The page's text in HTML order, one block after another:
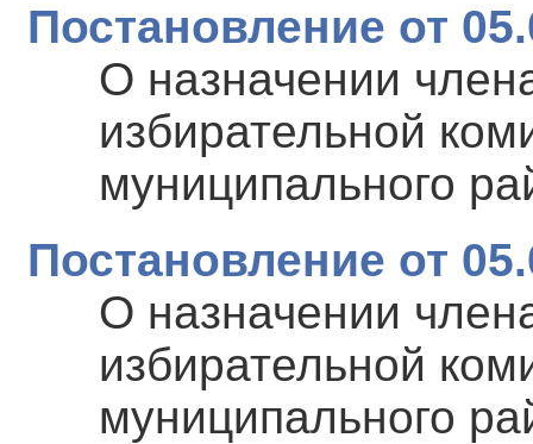
Постановление от
О назначении
избирательной
муниципального
Постановление от
О назначении
избирательной
муниципального